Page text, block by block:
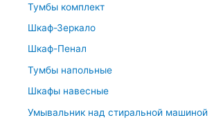
Тумбы комплект
Шкаф-Зеркало
Шкаф-Пенал
Тумбы напольные
Шкафы навесные
Умывальник над стиральной машиной